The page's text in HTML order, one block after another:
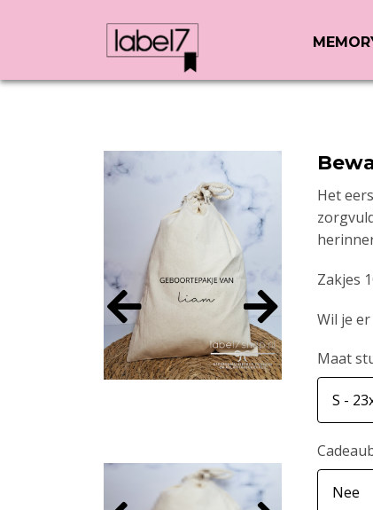
Het
Zakjes
Wil je
Maat